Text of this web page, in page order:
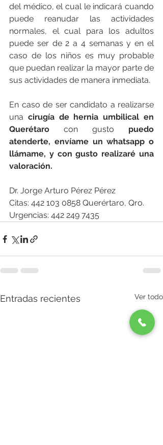
del médico, el cual le indicará cuando
puede reanudar las actividades
normales, el cual para los adultos
puede ser de 2 a 4 semanas y en el
caso de los niños es muy probable
que puedan realizar la mayor parte de
sus actividades de manera inmediata.
En caso de ser candidato a realizarse
una cirugía de hernia umbilical en
Querétaro con gusto puedo
atenderte, envíame un whatsapp o
llámame, y con gusto realizaré una
valoración.
Dr. Jorge Arturo Pérez Pérez
Citas: 442 103 0858 Querértaro, Qro.
Urgencias: 442 249 7435
Entradas recientes Ver todo